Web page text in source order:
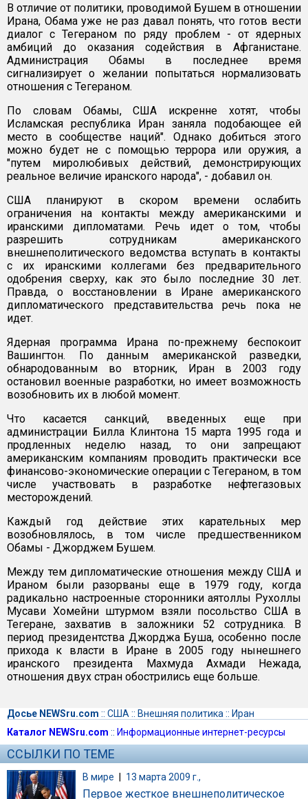
В отличие от политики, проводимой Бушем в отношении
Ирана, Обама уже не раз давал понять, что готов вести
диалог с Тегераном по ряду проблем - от ядерных
амбиций до оказания содействия в Афганистане.
Администрация Обамы в последнее время
сигнализирует о желании попытаться нормализовать
отношения с Тегераном.
По словам Обамы, США искренне хотят, чтобы
Исламская республика Иран заняла подобающее ей
место в сообществе наций". Однако добиться этого
можно будет не с помощью террора или оружия, а
"путем миролюбивых действий, демонстрирующих
реальное величие иранского народа", - добавил он.
США планируют в скором времени ослабить
ограничения на контакты между американскими и
иранскими дипломатами. Речь идет о том, чтобы
разрешить сотрудникам американского
внешнеполитического ведомства вступать в контакты
с их иранскими коллегами без предварительного
одобрения сверху, как это было последние 30 лет.
Правда, о восстановлении в Иране американского
дипломатического представительства речь пока не
идет.
Ядерная программа Ирана по-прежнему беспокоит
Вашингтон. По данным американской разведки,
обнародованным во вторник, Иран в 2003 году
остановил военные разработки, но имеет возможность
возобновить их в любой момент.
Что касается санкций, введенных еще при
администрации Билла Клинтона 15 марта 1995 года и
продленных неделю назад, то они запрещают
американским компаниям проводить практически все
финансово-экономические операции с Тегераном, в том
числе участвовать в разработке нефтегазовых
месторождений.
Каждый год действие этих карательных мер
возобновлялось, в том числе предшественником
Обамы - Джорджем Бушем.
Между тем дипломатические отношения между США и
Ираном были разорваны еще в 1979 году, когда
радикально настроенные сторонники аятоллы Рухоллы
Мусави Хомейни штурмом взяли посольство США в
Тегеране, захватив в заложники 52 сотрудника. В
период президентства Джорджа Буша, особенно после
прихода к власти в Иране в 2005 году нынешнего
иранского президента Махмуда Ахмади Нежада,
отношения двух стран обострились еще больше.
Досье NEWSru.com :: США :: Внешняя политика :: Иран
Каталог NEWSru.com :: Информационные интернет-ресурсы
ССЫЛКИ ПО ТЕМЕ
В мире | 13 марта 2009 г.,
Первое жесткое внешнеполитическое